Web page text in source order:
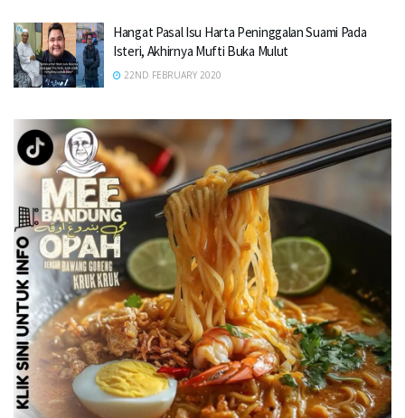
Hangat Pasal Isu Harta Peninggalan Suami Pada
Isteri, Akhirnya Mufti Buka Mulut
22ND FEBRUARY 2020